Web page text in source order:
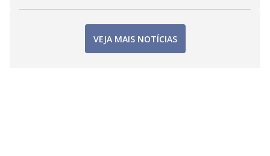
VEJA MAIS NOTÍCIAS